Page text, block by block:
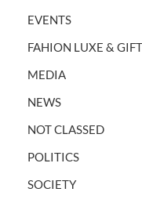
EVENTS
FAHION LUXE &
MEDIA
NEWS
NOT CLASSED
POLITICS
SOCIETY